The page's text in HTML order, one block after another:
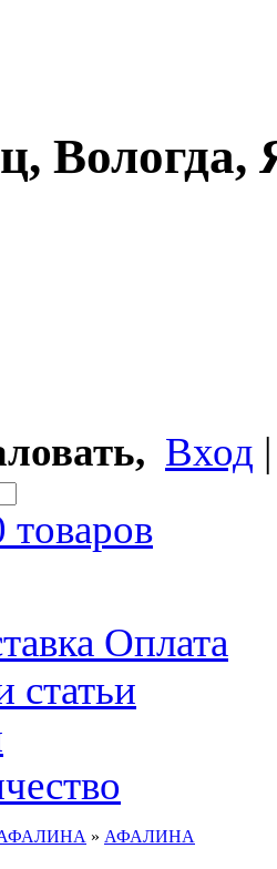
Вологда,
Вход
товаров
Оплата
статьи
АФАЛИНА » АФАЛИНА